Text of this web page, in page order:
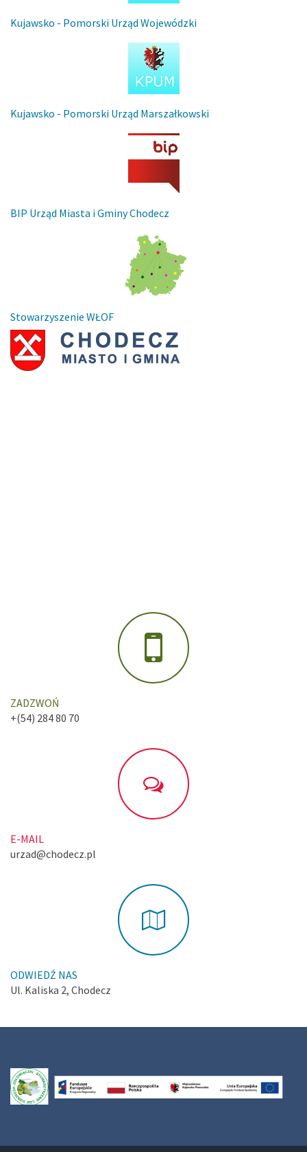
Kujawsko - Pomorski Urząd Wojewódzki
Kujawsko - Pomorski Urząd Marszałkowski
BIP Urząd Miasta i Gminy Chodecz
Stowarzyszenie WŁOF
ZADZWOŃ
+(54) 284 80 70
E-MAIL
urzad@chodecz.pl
ODWIEDŹ NAS
Ul. Kaliska 2, Chodecz